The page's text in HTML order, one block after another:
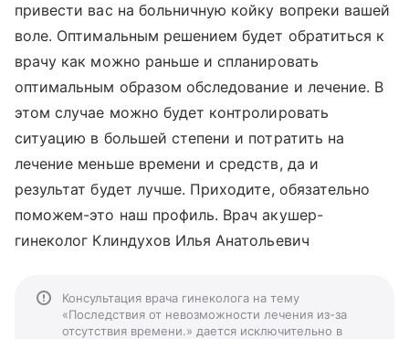
привести вас на больничную койку вопреки вашей
воле. Оптимальным решением будет обратиться к
врачу как можно раньше и спланировать
оптимальным образом обследование и лечение. В
этом случае можно будет контролировать
ситуацию в большей степени и потратить на
лечение меньше времени и средств, да и
результат будет лучше. Приходите, обязательно
поможем-это наш профиль. Врач акушер-
гинеколог Клиндухов Илья Анатольевич
Консультация врача гинеколога на тему
«Последствия от невозможности лечения из-за
отсутствия времени.» дается исключительно в